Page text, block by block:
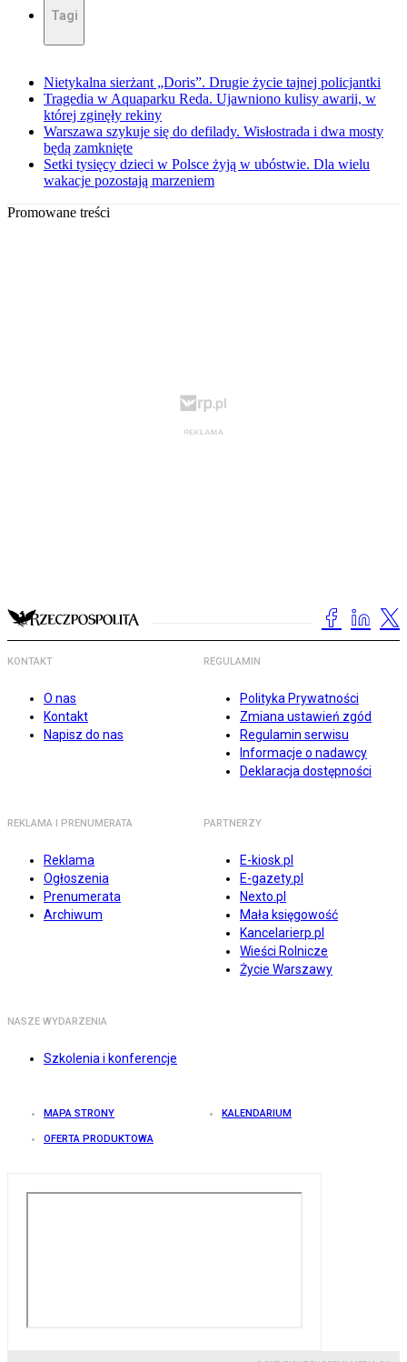
Tagi
Nietykalna sierżant „Doris”. Drugie życie tajnej policjantki
Tragedia w Aquaparku Reda. Ujawniono kulisy awarii, w
której zginęły rekiny
Warszawa szykuje się do defilady. Wisłostrada i dwa mosty
będą zamknięte
Setki tysięcy dzieci w Polsce żyją w ubóstwie. Dla wielu
wakacje pozostają marzeniem
Promowane treści
KONTAKT
O nas
Kontakt
Napisz do nas
REGULAMIN
Polityka Prywatności
Zmiana ustawień zgód
Regulamin serwisu
Informacje o nadawcy
Deklaracja dostępności
REKLAMA I PRENUMERATA
Reklama
Ogłoszenia
Prenumerata
Archiwum
PARTNERZY
E-kiosk.pl
E-gazety.pl
Nexto.pl
Mała księgowość
Kancelarierp.pl
Wieści Rolnicze
Życie Warszawy
NASZE WYDARZENIA
Szkolenia i konferencje
MAPA STRONY KALENDARIUM
OFERTA PRODUKTOWA